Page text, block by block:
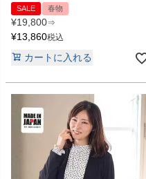
SALE 春物
¥19,800⇒
¥13,860税込
カートに入れる